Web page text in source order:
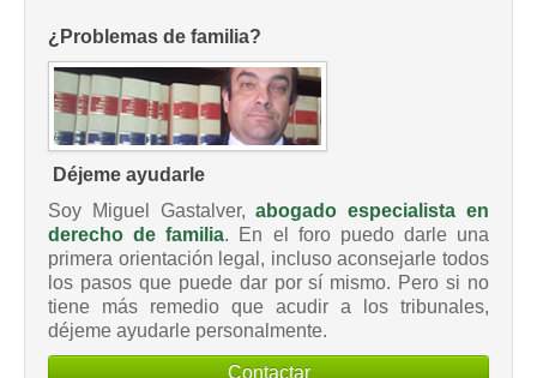
¿Problemas de familia?
Déjeme ayudarle
Soy Miguel Gastalver,abogado especialista en
derecho de familia. En el foro puedo darle una
primera orientación legal, incluso aconsejarle todos
los pasos que puede dar por sí mismo. Pero si no
tiene más remedio que acudir a los tribunales,
déjeme ayudarle personalmente.
Contactar